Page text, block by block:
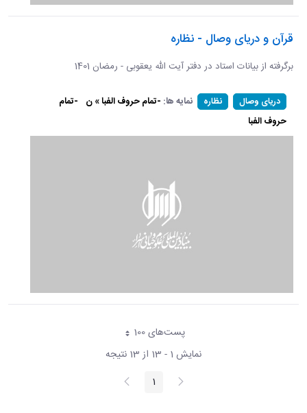
قرآن و دریای وصال - نظاره
برگرفته از بیانات استاد در دفتر آیت الله یعقوبی - رمضان 1401
دریای وصال نظاره نمایه ها: -تمام حروف الفبا » ن -تمام
حروف الفبا
پست‌‌های 100هر صفحه
نمایش 1 - 13 از 13 نتیجه
پیغام
قبلی صفحه1 صفحه
بعد